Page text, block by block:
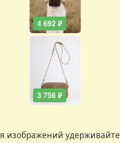
4 692 ₽
3 756 ₽
изображений удерживайте